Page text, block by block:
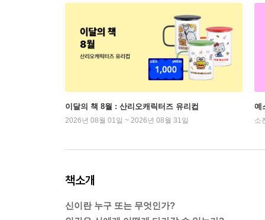
이달의 책 8월 : 산리오캐릭터즈 유리컵
2026년 08월 01일 ~ 2026년 08월 31일
예
소
책소개
신이란 누구 또는 무엇인가?